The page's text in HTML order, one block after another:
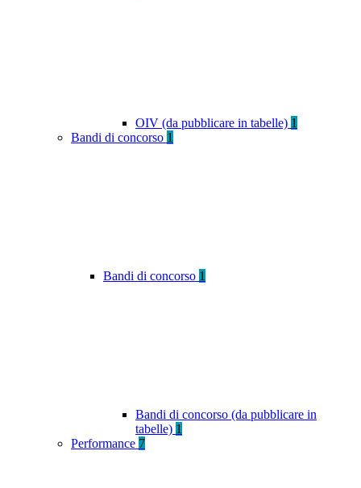
OIV (da pubblicare in tabelle) 1
Bandi di concorso 1
Bandi di concorso 1
Bandi di concorso (da pubblicare in
tabelle) 1
Performance 7